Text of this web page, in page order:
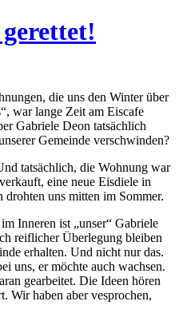
die uns den Winter über
war lange Zeit am Eiscafe
Gabriele Deon tatsächlich
Gemeinde verschwinden?
tatsächlich, die Wohnung war
eine neue Eisdiele in
uns mitten im Sommer.
Inneren ist „unser“ Gabriele
reiflicher Überlegung bleiben
erhalten. Und nicht nur das.
uns, er möchte auch wachsen.
gearbeitet. Die Ideen hören
Wir haben aber vesprochen,